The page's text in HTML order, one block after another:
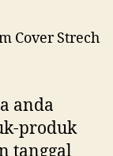
anda
produk